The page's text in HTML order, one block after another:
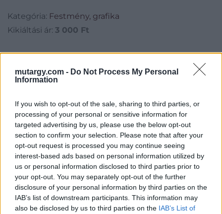
mutargy.com - Do Not Process My Personal
Information
If you wish to opt-out of the sale, sharing to third parties, or
processing of your personal or sensitive information for
targeted advertising by us, please use the below opt-out
section to confirm your selection. Please note that after your
opt-out request is processed you may continue seeing
interest-based ads based on personal information utilized by
us or personal information disclosed to third parties prior to
your opt-out. You may separately opt-out of the further
disclosure of your personal information by third parties on the
IAB’s list of downstream participants. This information may
also be disclosed by us to third parties on the IAB’s List of
Kategória: Festmény, grafika
Kikiáltási ár: 3 000 Ft
Aukció adatai
Aukció neve:Mike Portobello Aukciósház 2. Thibaud Bárdy és
Margareta Schik-Bárdy gyűjtemény árverése
Aukció dátuma: 2023.02.10
Aukció ideje: 18:00
Aukció helye: https://aukcio.net/
Tételszám: 101
Eladó adatai
Eladó: Aukcio.net - Mike
Portobello Aukciósház